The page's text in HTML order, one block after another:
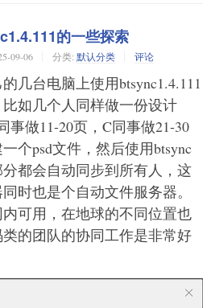
的一些探索
09-06 分类: 默认分类 评论
几台电脑上使用btsync1.4.111
如几个人同样做一份设计
事做11-20页，C同事做21-30
个psd文件，然后使用btsync
都会自动同步到所有人，这
时也是个自动文件服务器。
可用，在地球的不同位置也
的团队的协同工作是非常好